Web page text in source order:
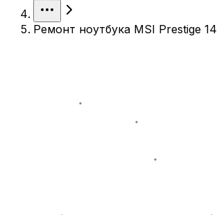
Ремонт ноутбука MSI Prestige 14